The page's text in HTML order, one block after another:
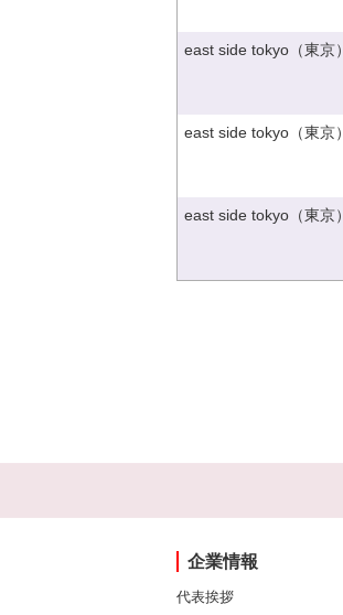
east side tokyo（東京）
east side tokyo（東京）
east side tokyo（東京）
企業情報
代表挨拶